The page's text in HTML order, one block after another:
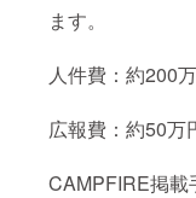
ます。
人件費：約200
広報費：約50万
CAMPFIRE掲載